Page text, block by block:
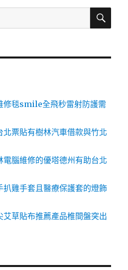
搜
修毯smile全飛秒雷射防護需
北票貼有樹林汽車借款與竹北
電腦維修的優塔德州有助台北
扒雞手套且醫療保護套的燈飾
艾草貼布推薦產品椎間盤突出